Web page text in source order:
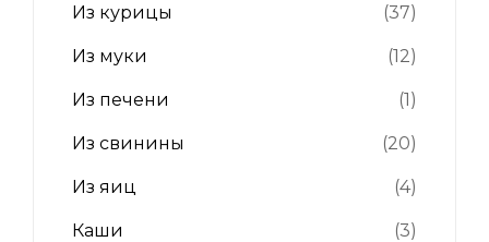
Из курицы (37)
Из муки (12)
Из печени (1)
Из свинины (20)
Из яиц (4)
Каши (3)